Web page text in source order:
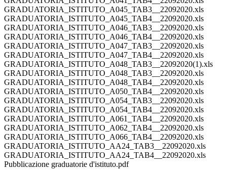
GRADUATORIA_ISTITUTO_A045_TAB3__22092020.xls
GRADUATORIA_ISTITUTO_A045_TAB4__22092020.xls
GRADUATORIA_ISTITUTO_A046_TAB3__22092020.xls
GRADUATORIA_ISTITUTO_A046_TAB4__22092020.xls
GRADUATORIA_ISTITUTO_A047_TAB3__22092020.xls
GRADUATORIA_ISTITUTO_A047_TAB4__22092020.xls
GRADUATORIA_ISTITUTO_A048_TAB3__22092020(1).xls
GRADUATORIA_ISTITUTO_A048_TAB3__22092020.xls
GRADUATORIA_ISTITUTO_A048_TAB4__22092020.xls
GRADUATORIA_ISTITUTO_A050_TAB4__22092020.xls
GRADUATORIA_ISTITUTO_A054_TAB3__22092020.xls
GRADUATORIA_ISTITUTO_A054_TAB4__22092020.xls
GRADUATORIA_ISTITUTO_A061_TAB4__22092020.xls
GRADUATORIA_ISTITUTO_A062_TAB4__22092020.xls
GRADUATORIA_ISTITUTO_A066_TAB4__22092020.xls
GRADUATORIA_ISTITUTO_AA24_TAB3__22092020.xls
GRADUATORIA_ISTITUTO_AA24_TAB4__22092020.xls
Pubblicazione graduatorie d'istituto.pdf